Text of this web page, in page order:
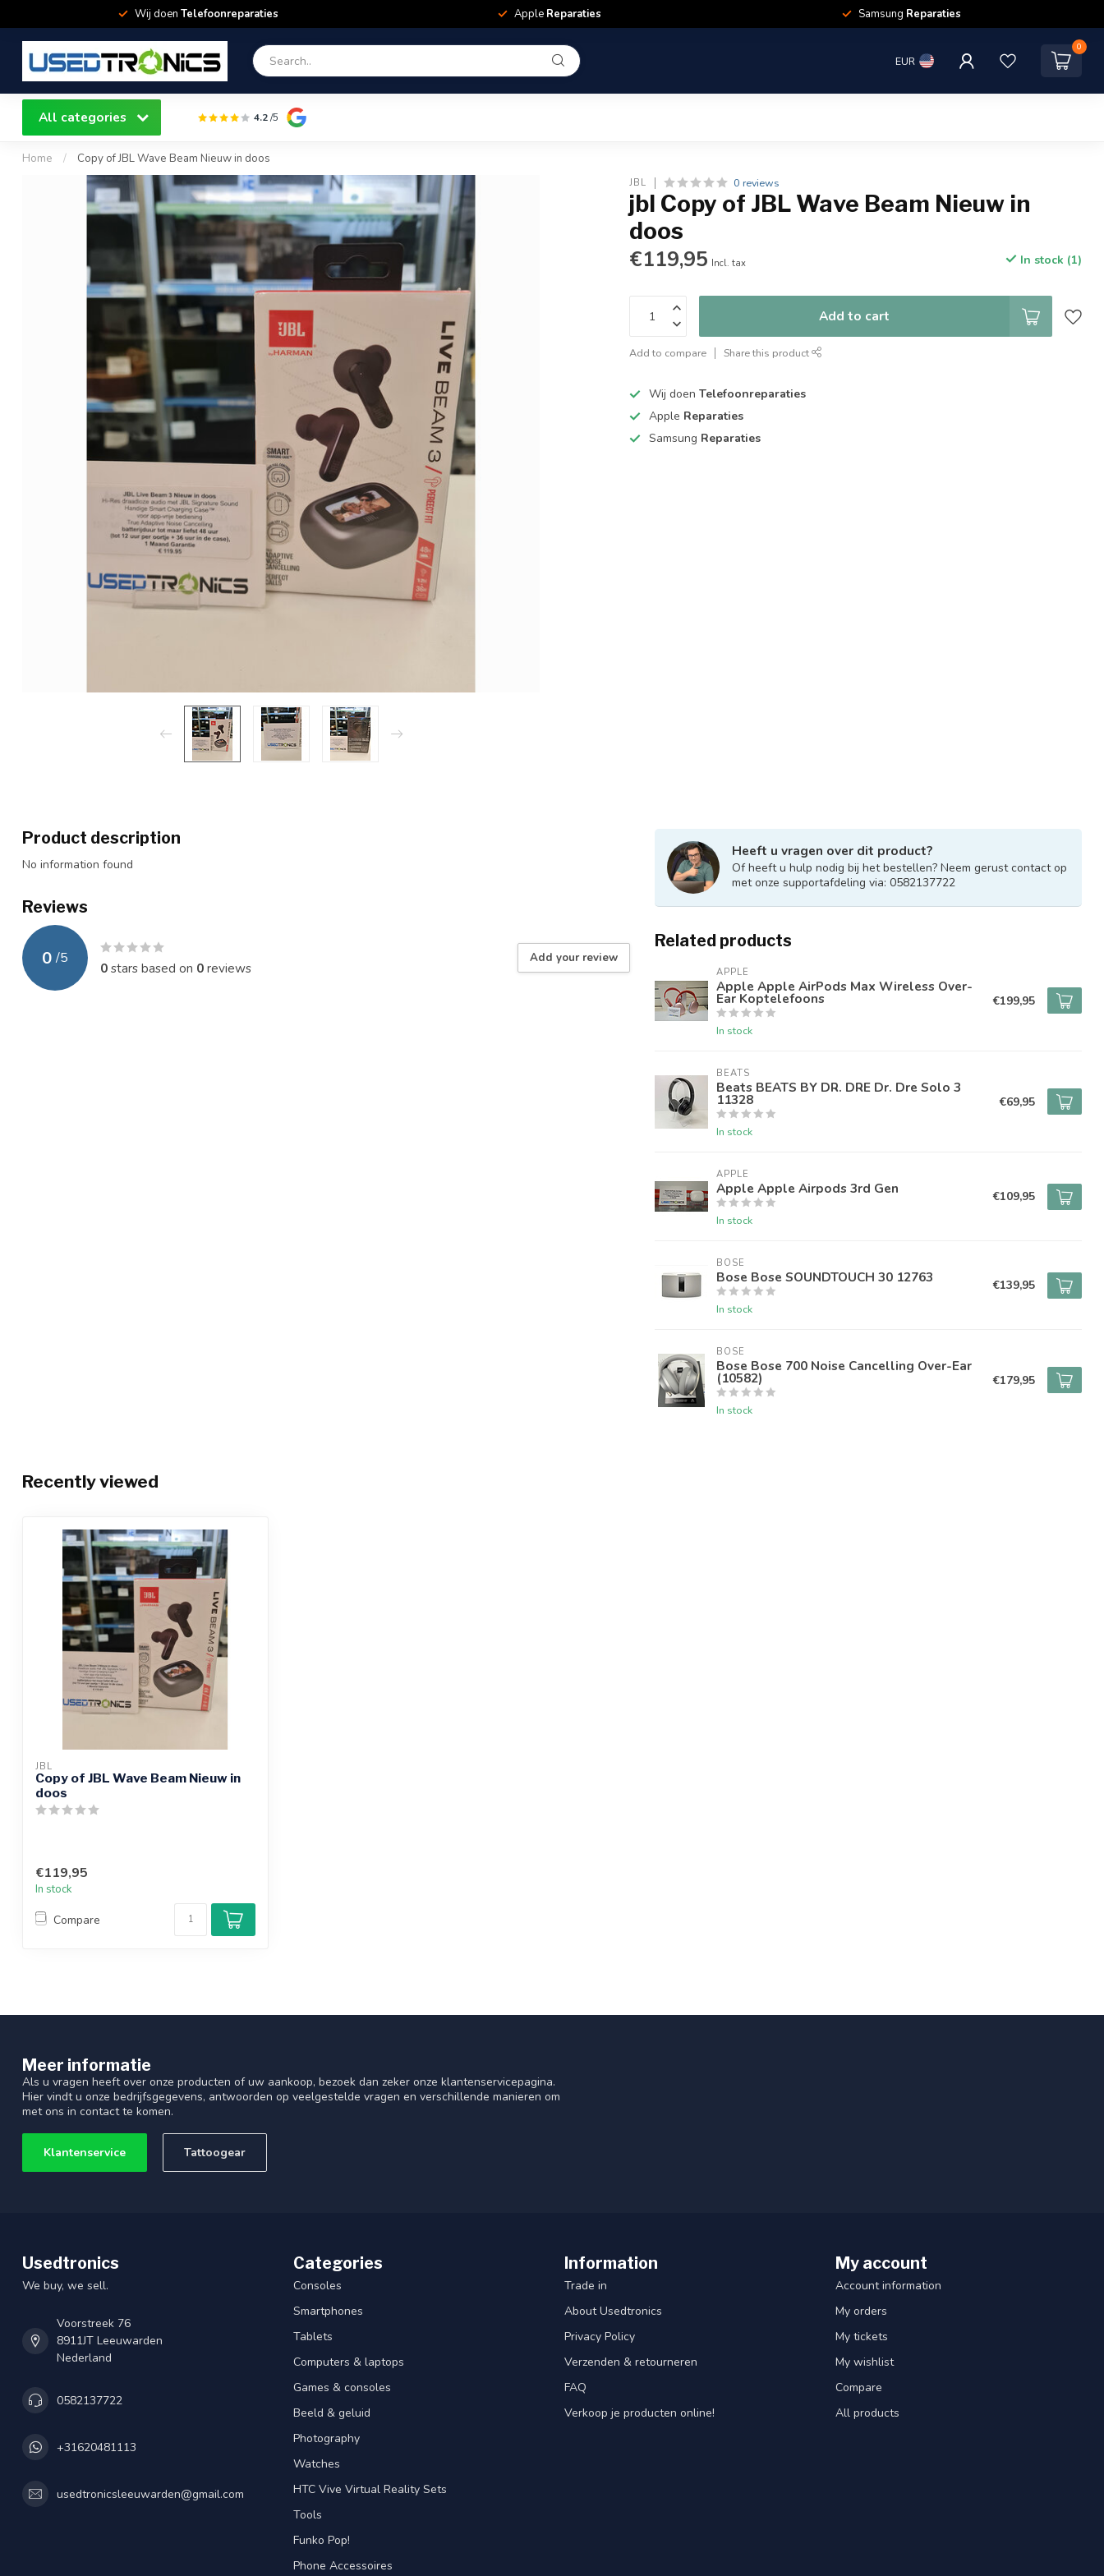
Wij doen Telefoonreparaties Apple Reparaties Samsung Reparaties
EUR
0
All categories 4.2/5
Home / Copy of JBL Wave Beam Nieuw in doos
JBL 0 reviews
jbl Copy of JBL Wave Beam Nieuw in
doos
€119,95 Incl. tax In stock (1)
Add to cart
Add to compare Share this product
Wij doenTelefoonreparaties
Apple Reparaties
Samsung Reparaties
Product description
No information found
Reviews
0 /5
0stars based on 0reviews
Add your review
Heeft u vragen over dit product?
Of heeft u hulp nodig bij het bestellen? Neem gerust contact op
met onze supportafdeling via: 0582137722
Related products
APPLE
Apple Apple AirPods Max Wireless Over-
Ear Koptelefoons
In stock
€199,95
BEATS
Beats BEATS BY DR. DRE Dr. Dre Solo 3
11328
In stock
€69,95
APPLE
Apple Apple Airpods 3rd Gen
In stock
€109,95
BOSE
Bose Bose SOUNDTOUCH 30 12763
In stock
€139,95
BOSE
Bose Bose 700 Noise Cancelling Over-Ear
(10582)
In stock
€179,95
Recently viewed
JBL
Copy of JBL Wave Beam Nieuw in
doos
€119,95
In stock
Compare
Meer informatie
Als u vragen heeft over onze producten of uw aankoop, bezoek dan zeker onze klantenservicepagina.
Hier vindt u onze bedrijfsgegevens, antwoorden op veelgestelde vragen en verschillende manieren om
met ons in contact te komen.
Klantenservice Tattoogear
Usedtronics
We buy, we sell.
Voorstreek 76
8911JT Leeuwarden
Nederland
0582137722
+31620481113
usedtronicsleeuwarden@gmail.com
Categories
Consoles
Smartphones
Tablets
Computers & laptops
Games & consoles
Beeld & geluid
Photography
Watches
HTC Vive Virtual Reality Sets
Tools
Funko Pop!
Phone Accessoires
Information
Trade in
About Usedtronics
Privacy Policy
Verzenden & retourneren
FAQ
Verkoop je producten online!
My account
Account information
My orders
My tickets
My wishlist
Compare
All products